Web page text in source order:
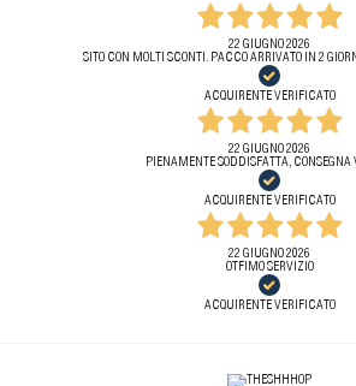
22 GIUGNO 2026
SITO CON MOLTI SCONTI. PACCO ARRIVATO IN 2
ACQUIRENTE VERIFICATO
22 GIUGNO 2026
PIENAMENTE SODDISFATTA, CONSEGNA
ACQUIRENTE VERIFICATO
22 GIUGNO 2026
OTFIMO SERVIZIO
ACQUIRENTE VERIFICATO